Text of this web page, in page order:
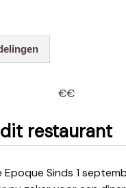
€€
restaurant